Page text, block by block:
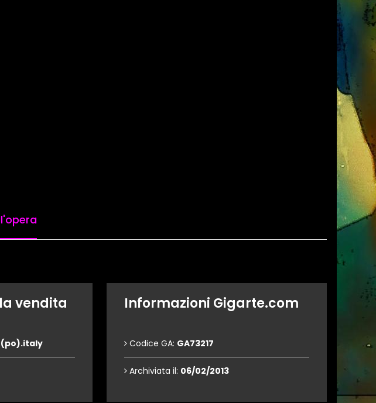
vendita Informazioni Gigarte.com
Codice GA: GA73217
Archiviata il: 06/02/2013